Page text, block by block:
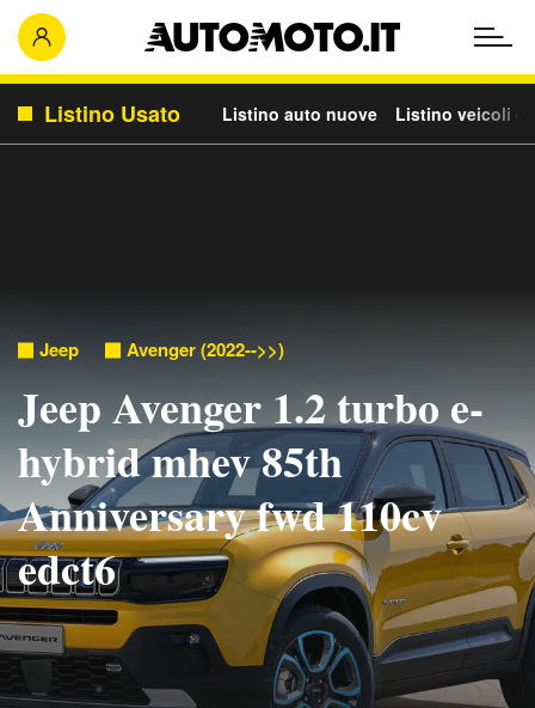
Listino Usato Listino auto nuove Listino veicoli
Jeep Avenger (2022-->>)
Jeep Avenger 1.2 turbo e-
hybrid mhev 85th
Anniversary fwd 110cv
edct6